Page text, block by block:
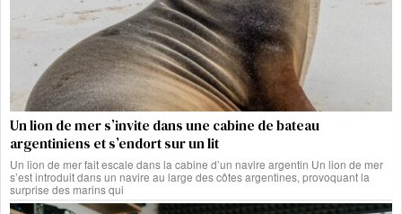
Un lion de mer s’invite dans une cabine de bateau
argentiniens et s’endort sur un lit
Un lion de mer fait escale dans la cabine d’un navire argentin Un lion de mer
s’est introduit dans un navire au large des côtes argentines, provoquant la
surprise des marins qui